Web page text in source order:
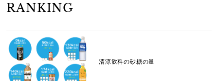
RANKING
清涼飲料の砂糖の量